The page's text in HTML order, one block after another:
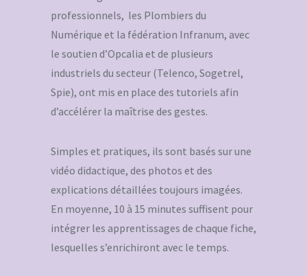
professionnels, les Plombiers du
Numérique et la fédération Infranum, avec
le soutien d’Opcalia et de plusieurs
industriels du secteur (Telenco, Sogetrel,
Spie), ont mis en place des tutoriels afin
d’accélérer la maîtrise des gestes.
Simples et pratiques, ils sont basés sur une
vidéo didactique, des photos et des
explications détaillées toujours imagées.
En moyenne, 10 à 15 minutes suffisent pour
intégrer les apprentissages de chaque fiche,
lesquelles s’enrichiront avec le temps.